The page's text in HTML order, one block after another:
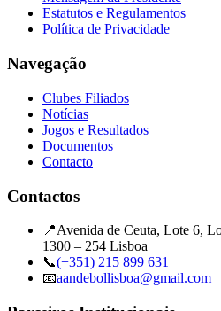
Estatutos e Regulamentos
Política de Privacidade
Navegação
Clubes Filiados
Notícias
Jogos e Resultados
Documentos
Contacto
Contactos
📍Avenida de Ceuta, Lote 6,
1300 – 254 Lisboa
📞(+351) 215 899 631
📧aandebollisboa@gmail.com